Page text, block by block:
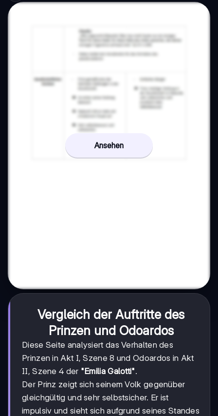
Ansehen
Vergleich der Auftritte des
Prinzen und Odoardos
Diese Seite analysiert das Verhalten des
Prinzen in Akt I, Szene 8 und Odoardos in Akt
II, Szene 4 der "Emilia Galotti".
Der Prinz zeigt sich seinem Volk gegenüber
gleichgültig und sehr selbstsicher. Er ist
impulsiv und sieht sich aufgrund seines Standes